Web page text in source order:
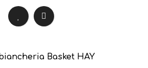
Basket HAY